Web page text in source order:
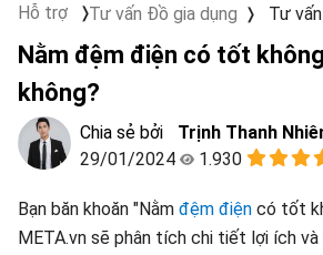
Hỗ trợ
Tư vấn Đồ gia dụng Tư
Nằm đệm điện có tốt
không?
Trịnh Thanh
29/01/2024
1.930
Bạn băn khoăn "Nằm đệm điện có tốt
META.vn sẽ phân tích chi tiết lợi ích